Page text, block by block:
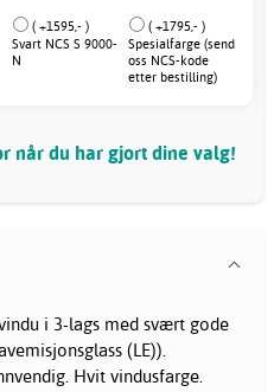
( +1595,- )
Svart NCS S 9000-
N
( +1795,- )
Spesialfarge (send
oss NCS-kode
etter bestilling)
når du har gjort dine valg!
i 3-lags med svært gode
(LE)).
Hvit vindusfarge.